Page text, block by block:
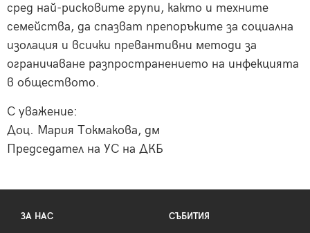
сред най-рисковите групи, както и техните
семейства, да спазват препоръките за социална
изолация и всички превантивни методи за
ограничаване разпространението на инфекцията
в обществото.
С уважение:
Доц. Мария Токмакова, дм
Председател на УС на ДКБ
ЗА НАС СЪБИТИЯ